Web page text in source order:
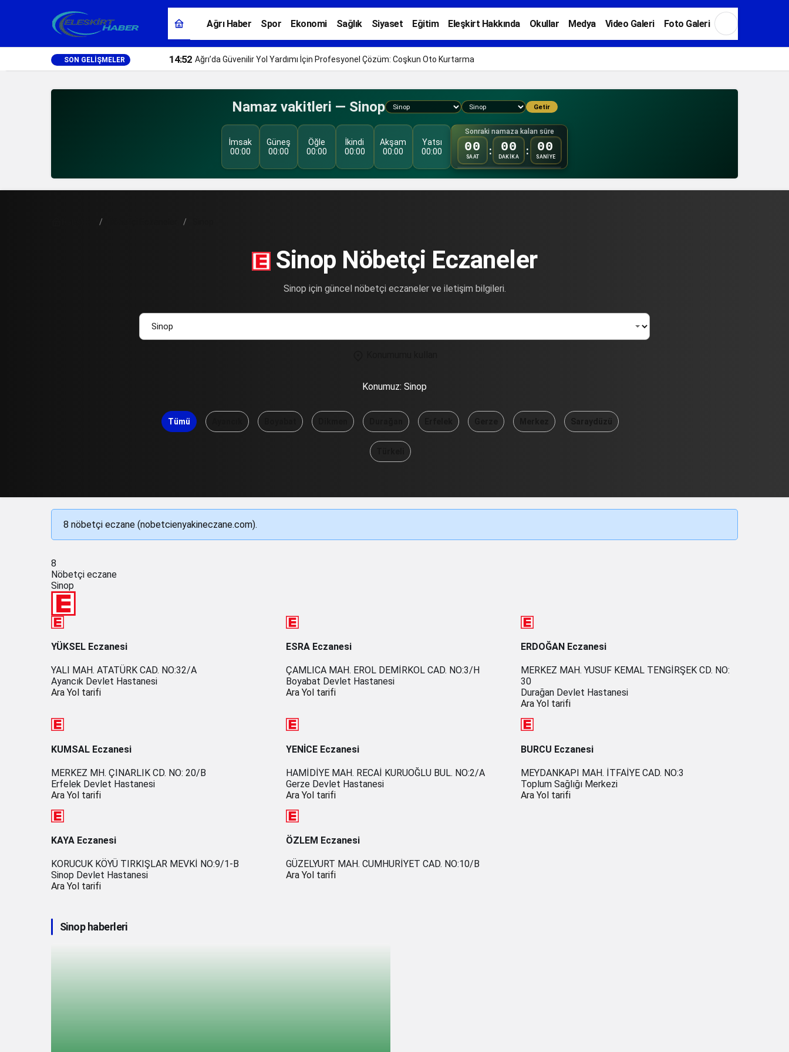
Ağrı Haber Spor Ekonomi Sağlık Siyaset Eğitim Eleşkirt Hakkında Okullar Medya Video Galeri Foto Galeri
SON GELIŞMELER 14:52 Ağrı’da Güvenilir Yol Yardımı İçin Profesyonel Çözüm: Coşkun Oto Kurtarma
Namaz vakitleri — Sinop Getir
İmsak
00:00
Güneş
00:00
Öğle
00:00
İkindi
00:00
Akşam
00:00
Yatsı
00:00
Sonraki namaza kalan süre
00
SAAT : 00
DAKİKA : 00
SANİYE
Sinop Nöbetçi Eczaneler
Sinop için güncel nöbetçi eczaneler ve iletişim bilgileri.
Konumuz: Sinop
Tümü
8 nöbetçi eczane (nobetcienyakineczane.com).
8
Nöbetçi eczane
Sinop
YÜKSEL Eczanesi
YALI MAH. ATATÜRK CAD. NO:32/A
Ayancık Devlet Hastanesi
Ara Yol tarifi
ESRA Eczanesi
ÇAMLICA MAH. EROL DEMİRKOL CAD. NO:3/H
Boyabat Devlet Hastanesi
Ara Yol tarifi
ERDOĞAN Eczanesi
MERKEZ MAH. YUSUF KEMAL TENGİRŞEK CD. NO:
30
Durağan Devlet Hastanesi
Ara Yol tarifi
KUMSAL Eczanesi
MERKEZ MH. ÇINARLIK CD. NO: 20/B
Erfelek Devlet Hastanesi
Ara Yol tarifi
YENİCE Eczanesi
HAMİDİYE MAH. RECAİ KURUOĞLU BUL. NO:2/A
Gerze Devlet Hastanesi
Ara Yol tarifi
BURCU Eczanesi
MEYDANKAPI MAH. İTFAİYE CAD. NO:3
Toplum Sağlığı Merkezi
Ara Yol tarifi
KAYA Eczanesi
KORUCUK KÖYÜ TIRKIŞLAR MEVKİ NO:9/1-B
Sinop Devlet Hastanesi
Ara Yol tarifi
ÖZLEM Eczanesi
GÜZELYURT MAH. CUMHURİYET CAD. NO:10/B
Ara Yol tarifi
Sinop haberleri